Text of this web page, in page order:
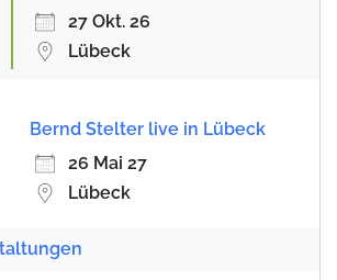
27 Okt. 26
Lübeck
Bernd Stelter live in Lübeck
26 Mai 27
Lübeck